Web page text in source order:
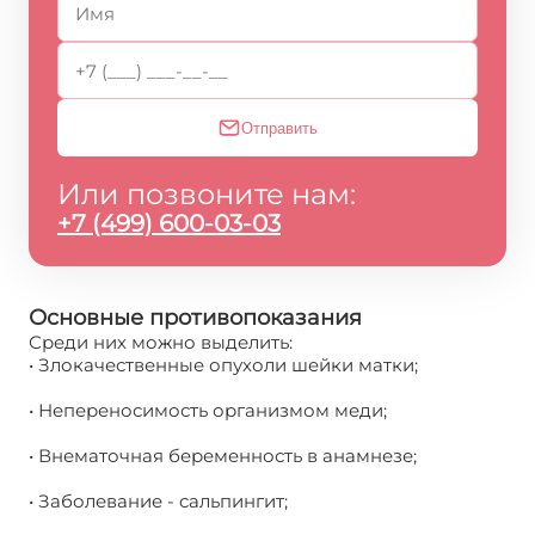
Отправить
Или позвоните нам:
+7 (499) 600-03-03
Основные противопоказания
Среди них можно выделить:
• Злокачественные опухоли шейки матки;
• Непереносимость организмом меди;
• Внематочная беременность в анамнезе;
• Заболевание - сальпингит;